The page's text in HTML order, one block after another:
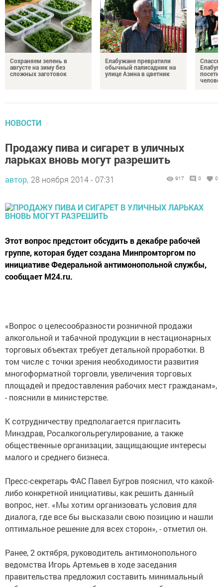
Сохраняем зелень в
августе на зиму без
сложных заготовок
Елабужане превратили
обычный палисадник на
улице Азина в цветник
человек
НОВОСТИ
Продажу пива и сигарет в уличных
ларьках вновь могут разрешить
автор, 28 ноября 2014 - 07:31 917 0 0
Этот вопрос предстоит обсудить в декабре рабочей
группе, которая будет создана Минпромторгом по
инициативе Федеральной антимонопольной службы,
сообщает M24.ru.
«Вопрос о целесообразности розничной продажи
алкогольной и табачной продукции в нестационарных
торговых объектах требует детальной проработки. В
том числе с точки зрения необходимости развития
многоформатной торговли, увеличения торговых
площадей и предоставления рабочих мест гражданам»,
- пояснили в министерстве.
К сотрудничеству предполагается пригласить
Минздрав, Росалкогольрегулирование, а также
общественные организации, защищающие интересы
малого и среднего бизнеса.
Пресс-секретарь ФАС Павел Бугров пояснил, что какой-
либо конкретной инициативы, как решить данный
вопрос, нет. «Мы хотим организовать условия для
диалога, где все бы высказали свою позицию и нашли
оптимальное решение для всех сторон», - отметил он.
Ранее, 2 октября, руководитель антимонопольного
ведомства Игорь Артемьев в ходе заседания
правительства предложил составить минимальный